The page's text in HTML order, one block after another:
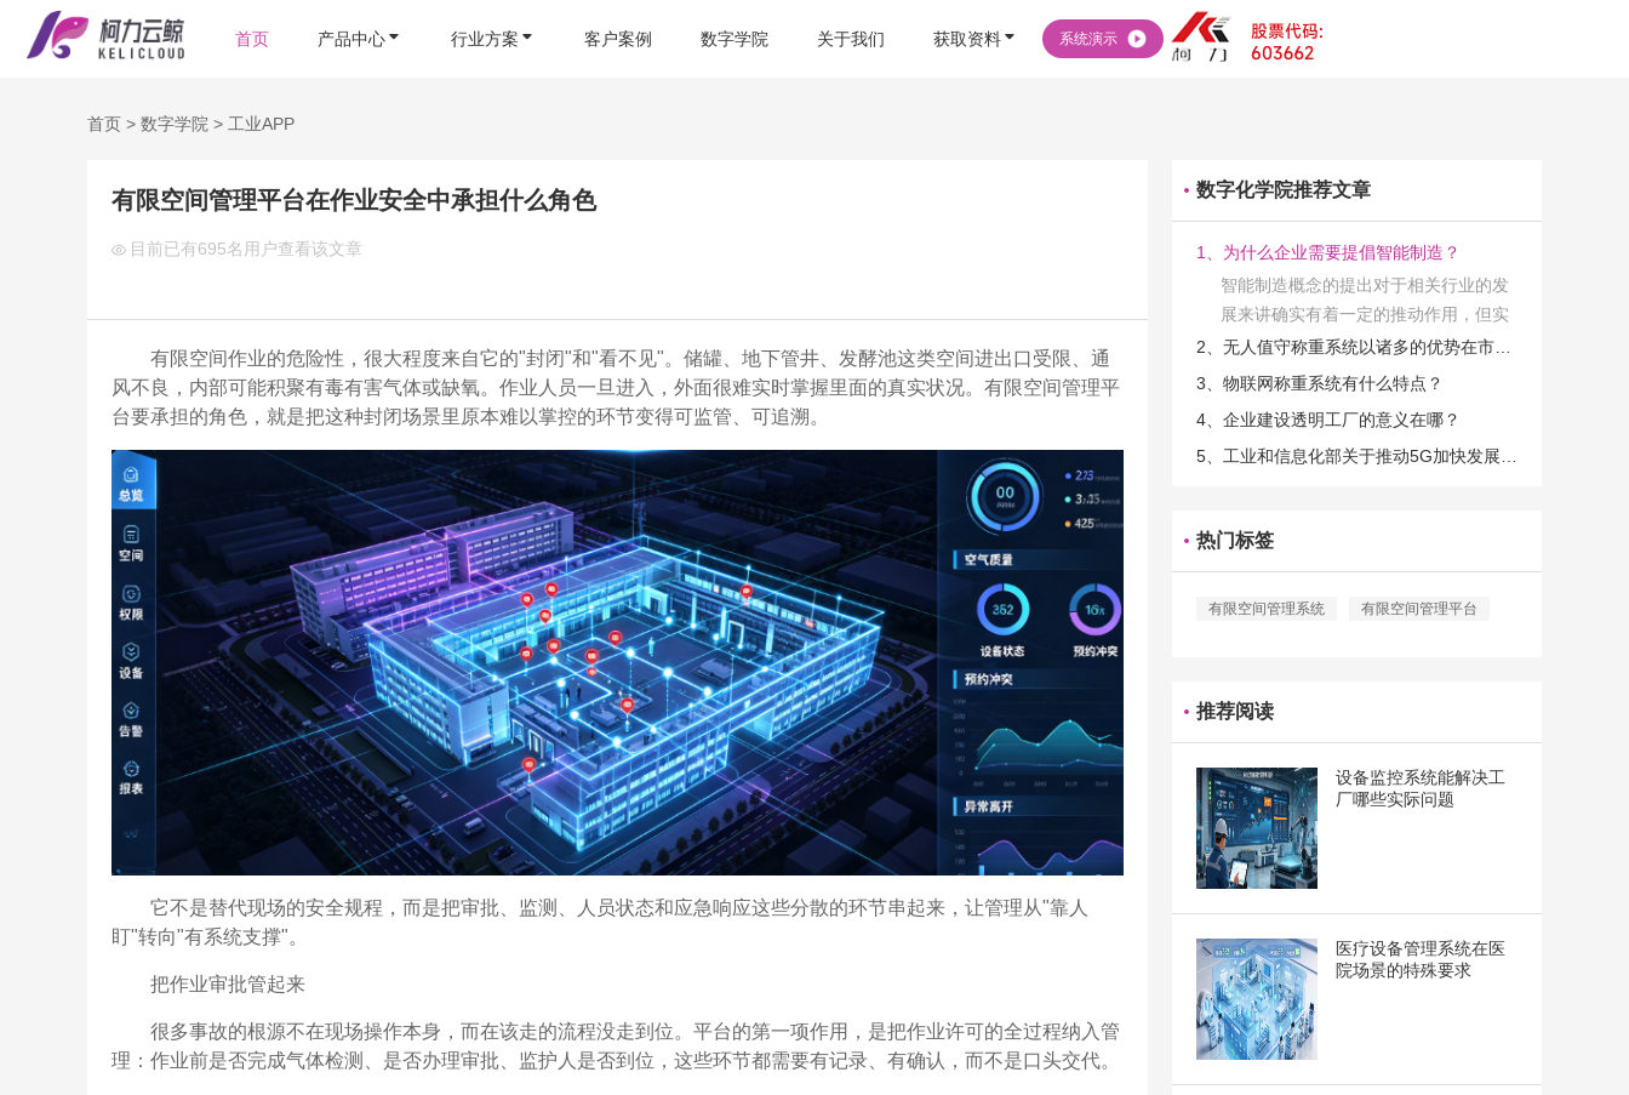
首页 产品中心 行业方案 客户案例 数字学院 关于我们 获取资料 系统演示
首页 > 数字学院 > 工业APP
有限空间管理平台在作业安全中承担什么角色
目前已有695名用户查看该文章
有限空间作业的危险性，很大程度来自它的"封闭"和"看不见"。储罐、地下管井、发酵池这类空间进出口受限、通
风不良，内部可能积聚有毒有害气体或缺氧。作业人员一旦进入，外面很难实时掌握里面的真实状况。有限空间管理平
台要承担的角色，就是把这种封闭场景里原本难以掌控的环节变得可监管、可追溯。
它不是替代现场的安全规程，而是把审批、监测、人员状态和应急响应这些分散的环节串起来，让管理从"靠人
盯"转向"有系统支撑"。
把作业审批管起来
很多事故的根源不在现场操作本身，而在该走的流程没走到位。平台的第一项作用，是把作业许可的全过程纳入管
理：作业前是否完成气体检测、是否办理审批、监护人是否到位，这些环节都需要有记录、有确认，而不是口头交代。
数字化学院推荐文章
1、为什么企业需要提倡智能制造？
智能制造概念的提出对于相关行业的发
展来讲确实有着一定的推动作用，但实
际上在工业发展的过程当中，能够推动
相关产业发展的具体结束是非常的多
3、物联网称重系统有什么特点？
4、企业建设透明工厂的意义在哪？
热门标签
有限空间管理系统 有限空间管理平台
推荐阅读
设备监控系统能解决工
厂哪些实际问题
医疗设备管理系统在医
院场景的特殊要求